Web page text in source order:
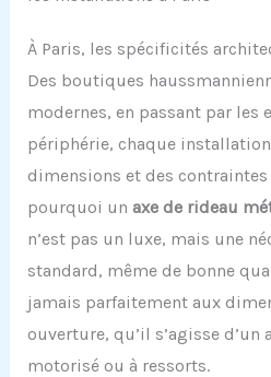
À Paris, les spécificités
Des boutiques
modernes, en passant par
périphérie, chaque
dimensions et des contraintes
pourquoi un axe de rideau
n’est pas un luxe, mais une
standard, même de bonne
jamais parfaitement aux
ouverture, qu’il s’agisse
motorisé ou à ressorts.